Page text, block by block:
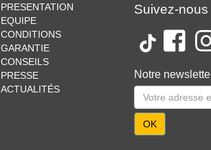
PRESENTATION
EQUIPE
CONDITIONS
GARANTIE
CONSEILS
PRESSE
ACTUALITÉS
Suivez-nous
Notre
OK